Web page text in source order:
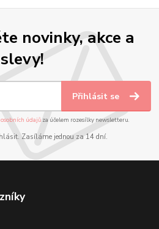
novinky, akce a
slevy!
Přihlásit se
údajůza účelem rozesílky newsletteru.
Zasíláme jednou za 14 dní.